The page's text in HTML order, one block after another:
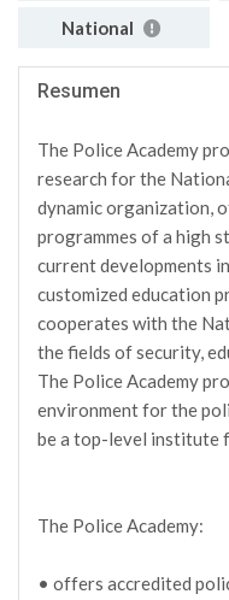
National
Resumen
The Police Academy
research for the
dynamic organization,
programmes of a high
current developments
customized education
cooperates with the
the fields of security,
The Police Academy
environment for the
be a top-level institute
The Police Academy:
• offers accredited